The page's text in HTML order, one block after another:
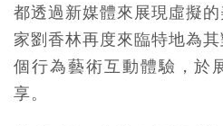
都透過新媒體來展現虛擬
家劉香林再度來臨特地為
個行為藝術互動體驗，於
享。